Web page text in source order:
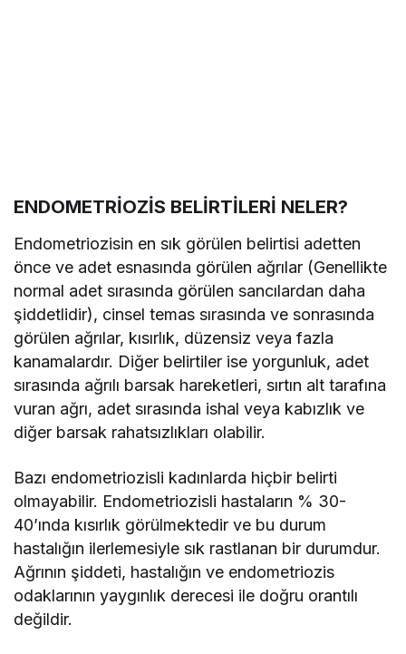
ENDOMETRİOZİS BELİRTİLERİ NELER?
Endometriozisin en sık görülen belirtisi adetten
önce ve adet esnasında görülen ağrılar (Genellikte
normal adet sırasında görülen sancılardan daha
şiddetlidir), cinsel temas sırasında ve sonrasında
görülen ağrılar, kısırlık, düzensiz veya fazla
kanamalardır. Diğer belirtiler ise yorgunluk, adet
sırasında ağrılı barsak hareketleri, sırtın alt tarafına
vuran ağrı, adet sırasında ishal veya kabızlık ve
diğer barsak rahatsızlıkları olabilir.
Bazı endometriozisli kadınlarda hiçbir belirti
olmayabilir. Endometriozisli hastaların % 30-
40’ında kısırlık görülmektedir ve bu durum
hastalığın ilerlemesiyle sık rastlanan bir durumdur.
Ağrının şiddeti, hastalığın ve endometriozis
odaklarının yaygınlık derecesi ile doğru orantılı
değildir.